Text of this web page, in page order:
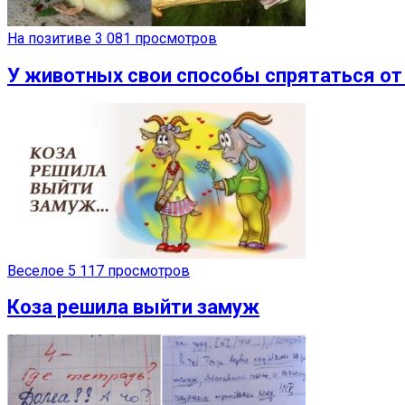
На позитиве 3 081 просмотров
У животных свои способы спрятаться
Веселое 5 117 просмотров
Коза решила выйти замуж